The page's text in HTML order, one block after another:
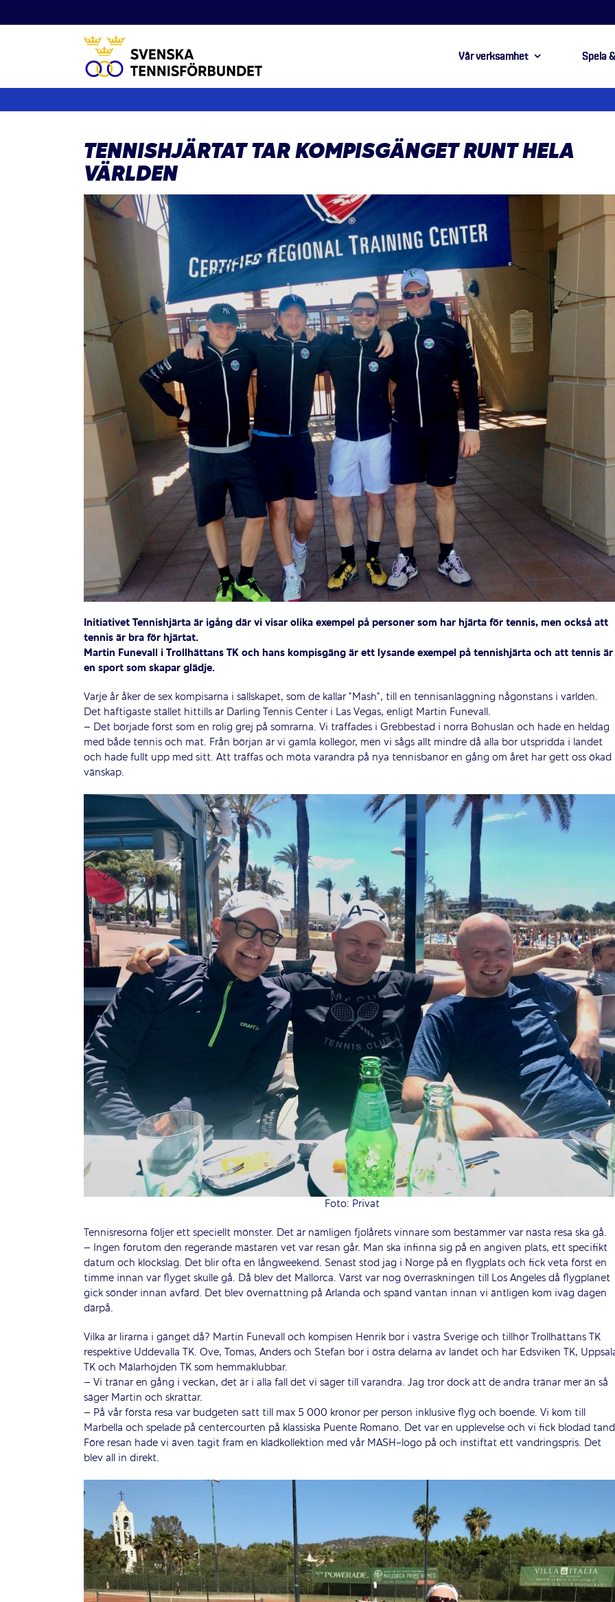
till
Vår verksamhet Spela
TENNISHJÄRTAT TAR KOMPISGÄNGET RUNT HELA
VÄRLDEN
Initiativet Tennishjärta är igång där vi visar olika exempel på personer som har hjärta för tennis, men också att
tennis är bra för hjärtat.
Martin Funevall i Trollhättans TK och hans kompisgäng är ett lysande exempel på tennishjärta och att tennis är
en sport som skapar glädje.
Varje år åker de sex kompisarna i sällskapet, som de kallar ”Mash”, till en tennisanläggning någonstans i världen.
Det häftigaste stället hittills är Darling Tennis Center i Las Vegas, enligt Martin Funevall.
– Det började först som en rolig grej på somrarna. Vi träffades i Grebbestad i norra Bohuslän och hade en heldag
med både tennis och mat. Från början är vi gamla kollegor, men vi sågs allt mindre då alla bor utspridda i landet
och hade fullt upp med sitt. Att träffas och möta varandra på nya tennisbanor en gång om året har gett oss ökad
vänskap.
Foto: Privat
Tennisresorna följer ett speciellt mönster. Det är nämligen fjolårets vinnare som bestämmer var nästa resa ska gå.
– Ingen förutom den regerande mästaren vet var resan går. Man ska infinna sig på en angiven plats, ett specifikt
datum och klockslag. Det blir ofta en långweekend. Senast stod jag i Norge på en flygplats och fick veta först en
timme innan var flyget skulle gå. Då blev det Mallorca. Värst var nog överraskningen till Los Angeles då flygplanet
gick sönder innan avfärd. Det blev övernattning på Arlanda och spänd väntan innan vi äntligen kom iväg dagen
därpå.
Vilka är lirarna i gänget då? Martin Funevall och kompisen Henrik bor i västra Sverige och tillhör Trollhättans TK
respektive Uddevalla TK. Ove, Tomas, Anders och Stefan bor i östra delarna av landet och har Edsviken TK,
TK och Mälarhöjden TK som hemmaklubbar.
– Vi tränar en gång i veckan, det är i alla fall det vi säger till varandra. Jag tror dock att de andra tränar mer än så
säger Martin och skrattar.
– På vår första resa var budgeten satt till max 5 000 kronor per person inklusive flyg och boende. Vi kom till
Marbella och spelade på centercourten på klassiska Puente Romano. Det var en upplevelse och vi fick blodad
Före resan hade vi även tagit fram en klädkollektion med vår MASH-logo på och instiftat ett vandringspris. Det
blev all in direkt.